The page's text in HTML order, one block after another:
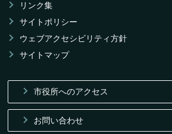
リンク集
サイトポリシー
ウェブアクセシビリティ方針
サイトマップ
市役所へのアクセス
お問い合わせ